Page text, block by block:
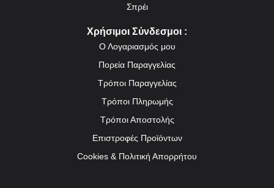
Σπρέι
Χρήσιμοι Σύνδεσμοι :
Ο Λογαριασμός μου
Πορεία Παραγγελίας
Τρόποι Παραγγελίας
Τρόποι Πληρωμής
Τρόποι Αποστολής
Επιστροφές Προϊόντων
Cookies & Πολιτική Απορρήτου